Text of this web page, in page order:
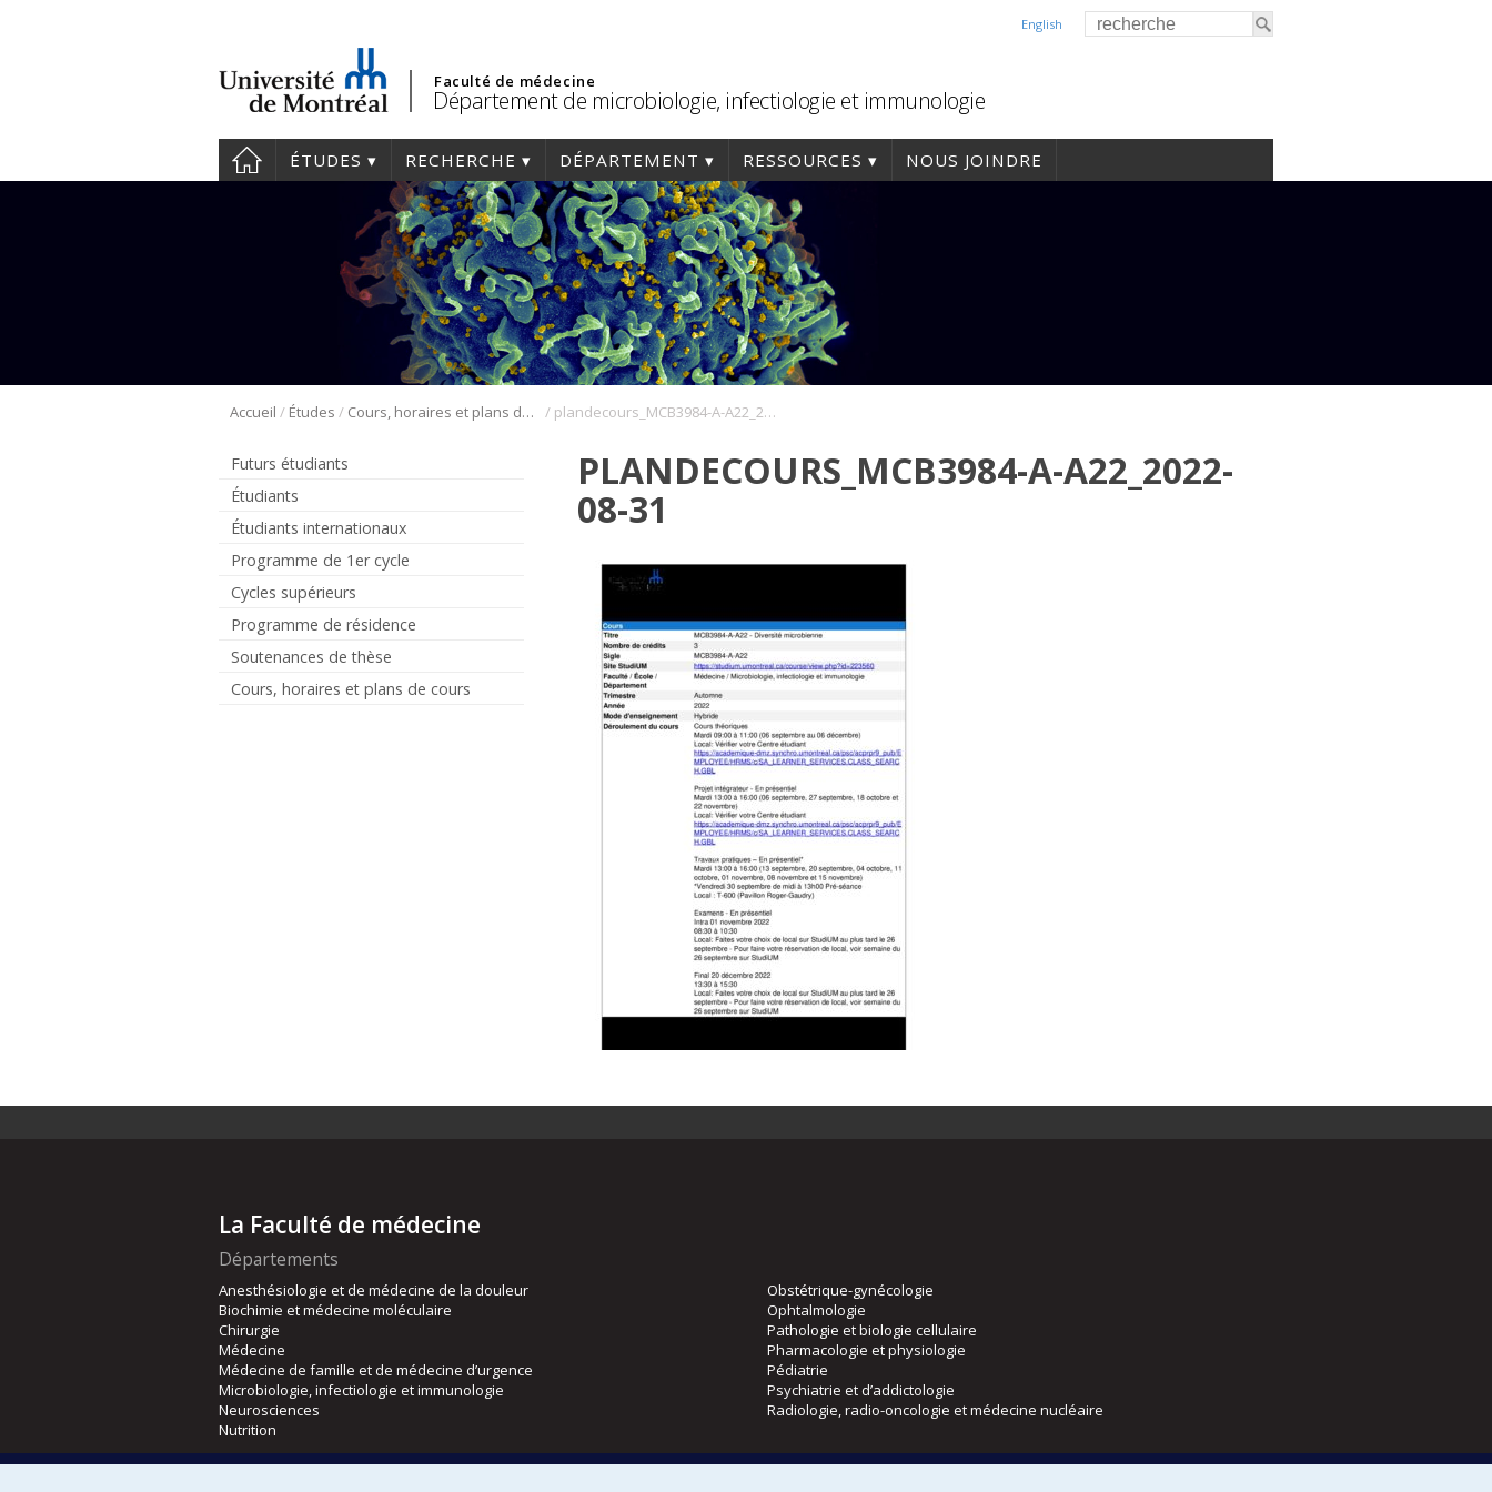
English
Faculté de médecine
Département de microbiologie, infectiologie et immunologie
ÉTUDES RECHERCHE DÉPARTEMENT RESSOURCES NOUS JOINDRE
Accueil / Études / Cours, horaires et plans de cours / plandecours_MCB3984-A-A22_2022-08-31
Futurs étudiants
Étudiants
Étudiants internationaux
Programme de 1er cycle
Cycles supérieurs
Programme de résidence
Soutenances de thèse
Cours, horaires et plans de cours
PLANDECOURS_MCB3984-A-A22_2022-
08-31
La Faculté de médecine
Départements
Anesthésiologie et de médecine de la douleur
Biochimie et médecine moléculaire
Chirurgie
Médecine
Médecine de famille et de médecine d’urgence
Microbiologie, infectiologie et immunologie
Neurosciences
Nutrition
Obstétrique-gynécologie
Ophtalmologie
Pathologie et biologie cellulaire
Pharmacologie et physiologie
Pédiatrie
Psychiatrie et d’addictologie
Radiologie, radio-oncologie et médecine nucléaire